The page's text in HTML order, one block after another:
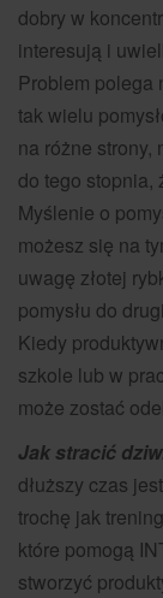
dobry w
interesują i
Problem polega
tak wielu
na różne strony,
do tego stopnia,
Myślenie o
możesz się na
uwagę złotej
pomysłu do
Kiedy
szkole lub w
może zostać
Jak stracić
dłuższy czas
trochę jak
które pomogą
stworzyć